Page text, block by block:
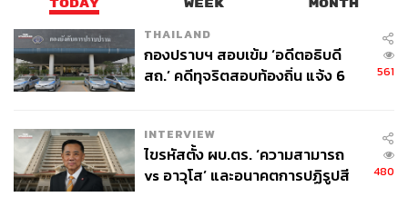
พัฒนาได้เจ๋งมากขึ้น เพิ่มความเร็วในการแก้ปัญหา สามารถ
ทำภาพ ทำ Report ให้ข้อมูล และพัฒนาด้านการเขียนโค้ด
มากขึ้นไปอีกขั้น
ด้านของร้านค้าหรือผู้ประกอบการรายย่อยก็มี 4 เทคนิคเสริม
ต้องทำให้ลูกค้าหาสินค้าเราให้เจอ – โดยใช้คำค้นหาที่
ลูกค้าใช้ ไม่ใช่คำที่เราใช้ เช่น คำว่า ‘กางเกงยีนส์สาว
TODAY WEEK MONTH
THAILAND
กองปราบฯ สอบเข้ม ‘อดีตอธิบดี
สถ.’ คดีทุจริตสอบท้องถิ่น แจ้ง 6
561
INTERVIEW
ไขรหัสตั้ง ผบ.ตร. ‘ความสามารถ
vs อาวุโส’ และอนาคตการปฏิรูปสี
480